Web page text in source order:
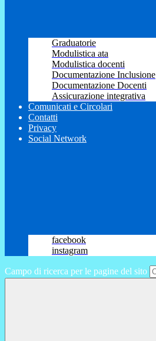
Graduatorie
Modulistica ata
Modulistica docenti
Documentazione Inclusione
Documentazione Docenti
Assicurazione integrativa
Comunicati e Circolari
Contatti
Privacy
Social Network
facebook
instagram
Campo di ricerca per le pagine del sito